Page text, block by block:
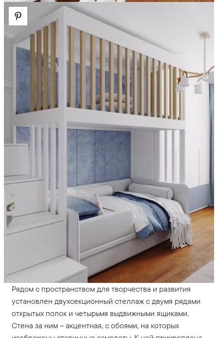
Рядом с пространством для творчества и развития
установлен двухсекционный стеллаж с двумя рядами
открытых полок и четырьмя выдвижными ящиками.
Стена за ним – акцентная, с обоями, на которых